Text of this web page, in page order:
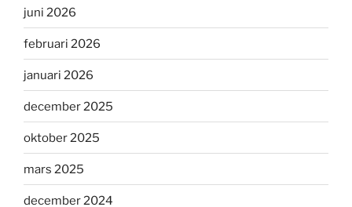
juni 2026
februari 2026
januari 2026
december 2025
oktober 2025
mars 2025
december 2024